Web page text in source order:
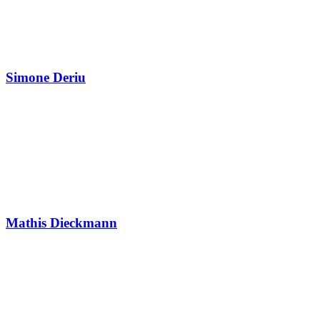
Simone Deriu
Mathis Dieckmann